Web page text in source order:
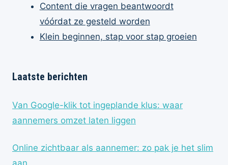
Content die vragen beantwoordt
vóórdat ze gesteld worden
Klein beginnen, stap voor stap groeien
Laatste berichten
Van Google-klik tot ingeplande klus: waar
aannemers omzet laten liggen
Online zichtbaar als aannemer: zo pak je het slim
aan